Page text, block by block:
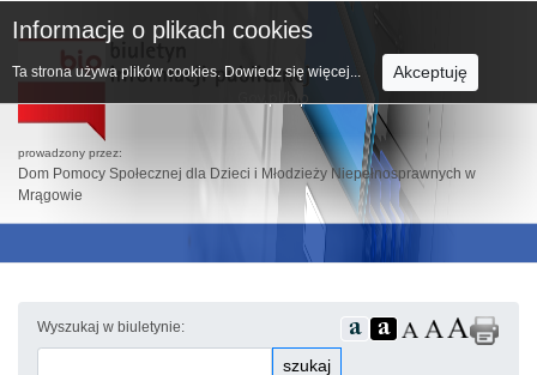
prowadzony przez:
Dom Pomocy Społecznej dla Dzieci i Młodzieży Niepełnosprawnych w
Mrągowie
Wyszukaj w biuletynie:
szukaj
Informacje o plikach cookies
Ta strona używa plików cookies. Dowiedz się więcej... Akceptuję